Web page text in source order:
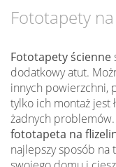
Fototapety
Fototapety ścienne
dodatkowy atut.
innych powierzchni,
tylko ich montaż jest
żadnych
fototapeta na
najlepszy sposób na